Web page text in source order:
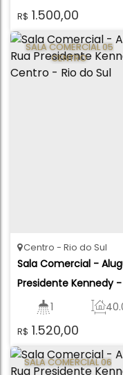
R$ 1.500,00
SALA COMERCIAL 05
CENTRO
Sala Comercial -
Presidente Kennedy
do Sul
R$ 1.520,00
Centro Rio do Sul
1 40
SALA COMERCIAL 06